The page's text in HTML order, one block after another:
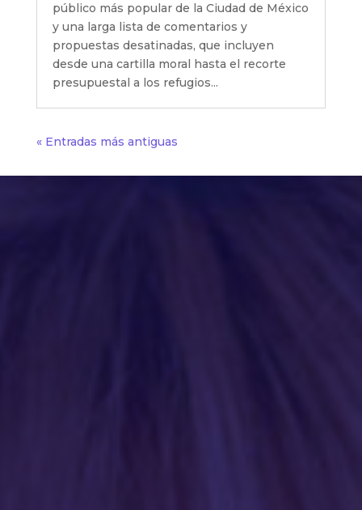
público más popular de la Ciudad de México
y una larga lista de comentarios y
propuestas desatinadas, que incluyen
desde una cartilla moral hasta el recorte
presupuestal a los refugios...
« Entradas más antiguas